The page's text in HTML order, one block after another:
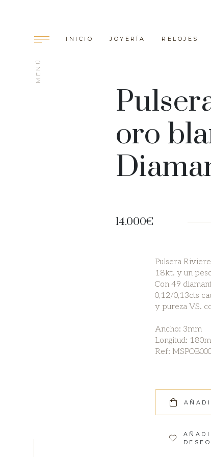
MENÚ
INICIO JOYERÍA RELOJES
Pulser
oro bla
Diama
14.000€
Pulsera
18kt. y un
Con 49
0,12/0,13cts
y pureza VS.
Ancho: 3mm
Longitud:
Ref: